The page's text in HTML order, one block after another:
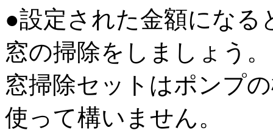
●設定された金額になる
窓の掃除をしましょう。
窓掃除セットはポンプ
使って構いません。